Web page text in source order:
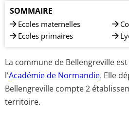
SOMMAIRE
Ecoles maternelles
Ecoles primaires
La commune de Bellengreville
l'Académie de Normandie. Elle
Bellengreville compte 2
territoire.